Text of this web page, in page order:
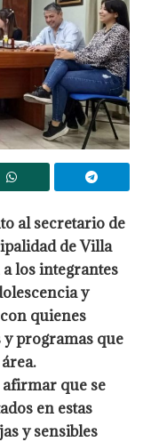
al secretario de
de Villa
los integrantes
y
quienes
programas que
que se
en estas
y sensibles